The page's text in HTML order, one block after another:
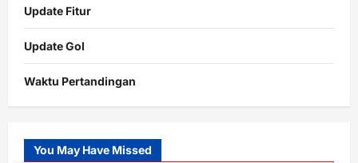
Update Fitur
Update Gol
Waktu Pertandingan
Slot
Gacor
You May Have Missed